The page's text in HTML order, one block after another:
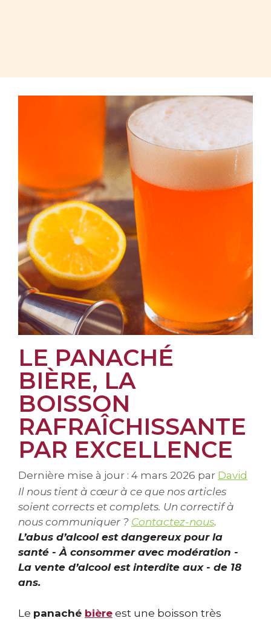
LE PANACHÉ
BIÈRE, LA
BOISSON
RAFRAÎCHISSANTE
PAR EXCELLENCE
Dernière mise à jour : 4 mars 2026 par David
Il nous tient à cœur à ce que nos articles
soient corrects et complets. Un correctif à
nous communiquer ? Contactez-nous.
L’abus d’alcool est dangereux pour la
santé - À consommer avec modération -
La vente d’alcool est interdite aux - de 18
ans.
Le panaché bière est une boisson très